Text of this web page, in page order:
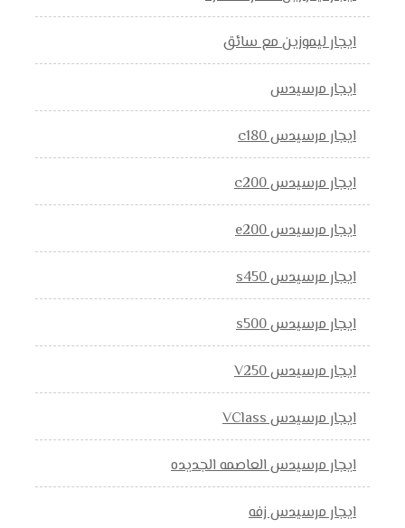
ايجار ليموزين مع سائق
ايجار مرسيدس
ايجار مرسيدس c180
ايجار مرسيدس c200
ايجار مرسيدس e200
ايجار مرسيدس s450
ايجار مرسيدس s500
ايجار مرسيدس V250
ايجار مرسيدس VClass
ايجار مرسيدس العاصمه الجديده
ايجار مرسيدس زفه